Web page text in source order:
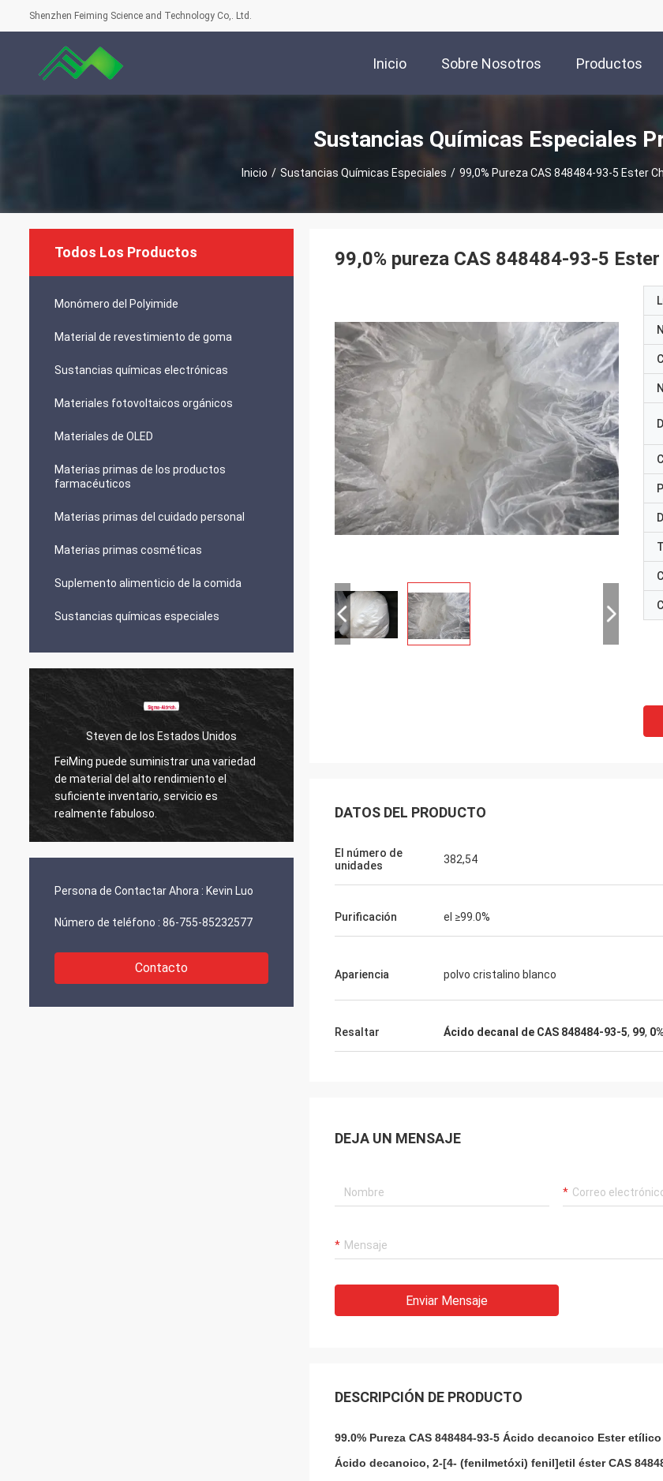
Shenzhen Feiming Science and Technology Co,. Ltd.
Inicio Sobre Nosotros Productos
Sustancias Químicas Especiales
Inicio / Sustancias Químicas Especiales / 99,0% Pureza CAS 848484-93-5 Ester
Todos Los Productos
Monómero del Polyimide
Material de revestimiento de goma
Sustancias químicas electrónicas
Materiales fotovoltaicos orgánicos
Materiales de OLED
Materias primas de los productos
farmacéuticos
Materias primas del cuidado personal
Materias primas cosméticas
Suplemento alimenticio de la comida
Sustancias químicas especiales
Steven de los Estados Unidos
FeiMing puede suministrar una variedad
de material del alto rendimiento el
suficiente inventario, servicio es
realmente fabuloso.
compartiré directamente con ustedes.
Lara
Persona de Contactar Ahora : Kevin Luo
Número de teléfono : 86-755-85232577
Contacto
99,0% pureza CAS 848484-93-5
DATOS DEL PRODUCTO
El número de
unidades
382,54
Purificación el ≥99.0%
Apariencia polvo cristalino blanco
Resaltar Ácido decanal de CAS 848484-93-5, 99,
DEJA UN MENSAJE
Enviar Mensaje
DESCRIPCIÓN DE PRODUCTO
99.0% Pureza CAS 848484-93-5 Ácido decanoico Ester etílico
Ácido decanoico, 2-[4- (fenilmetóxi) fenil]etil éster CAS